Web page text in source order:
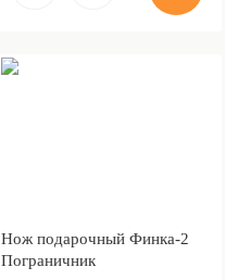
Нож подарочный Финка-2
Пограничник